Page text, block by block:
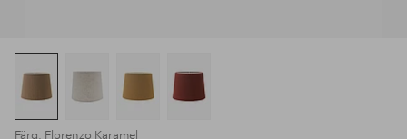
Färg: Florenzo Karamel